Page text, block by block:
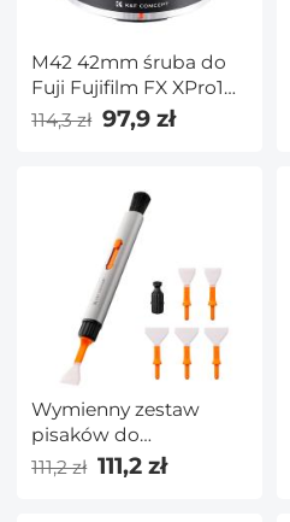
M42 42mm śruba do
Fuji Fujifilm FX XPro1
X-Pro1 pierścień
adaptera mocowania
Concept Adapter
obiektywu
114,3 zł 97,9 zł
Wymienny zestaw
pisaków do
czyszczenia (pisak do
czyszczenia + głowica
111,2 zł 111,2 zł